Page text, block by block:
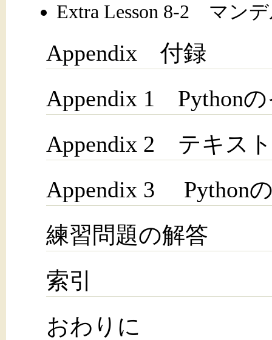
Extra Lesson 8-2 マン
Appendix 付録
Appendix 1 Python
Appendix 2 テキス
Appendix 3 Python
練習問題の解答
索引
おわりに